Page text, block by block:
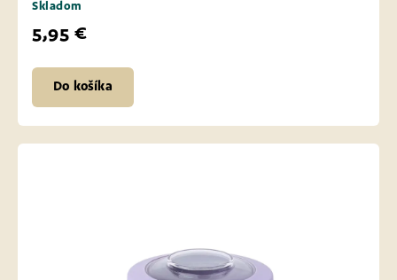
Skladom
5,95 €
Do košíka